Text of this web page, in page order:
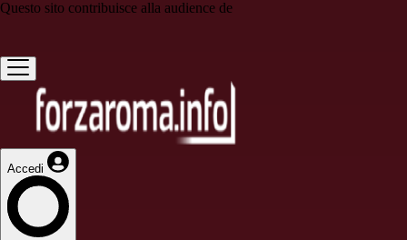
Questo sito contribuisce alla audience de
Accedi